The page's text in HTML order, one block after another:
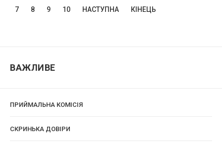
7 8 9 10 НАСТУПНА КІНЕЦЬ
ВАЖЛИВЕ
ПРИЙМАЛЬНА КОМІСІЯ
CКРИНЬКА ДОВІРИ